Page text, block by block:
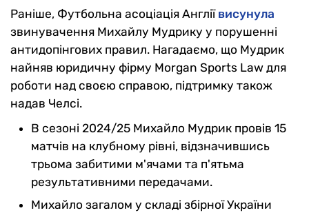
Раніше, Футбольна асоціація Англії висунула
звинувачення Михайлу Мудрику у порушенні
антидопінгових правил. Нагадаємо, що Мудрик
найняв юридичну фірму Morgan Sports Law для
роботи над своєю справою, підтримку також
надав Челсі.
В сезоні 2024/25 Михайло Мудрик провів 15
матчів на клубному рівні, відзначившись
трьома забитими м'ячами та п'ятьма
результативними передачами.
Михайло загалом у складі збірної України